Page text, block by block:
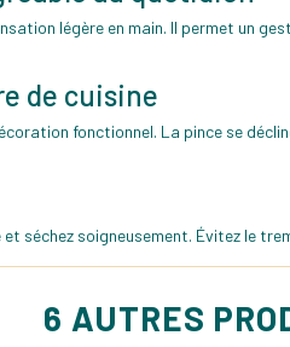
légère en main. Il permet un
de cuisine
fonctionnel. La pince se
et séchez soigneusement. Évitez le
6 AUTRES